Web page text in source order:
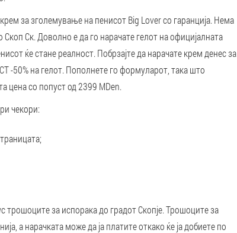
за зголемување на пенисот Big Lover со гаранција. Нема
Ск. Доволно е да го нарачате гелот на официјалната
ќе стане реалност. Побрзајте да нарачате крем денес за
-50% на гелот. Пополнете го формуларот, така што
цена со попуст од 2399 MDen.
чекори:
трошоците за испорака до градот Скопје. Трошоците за
а нарачката може да ја платите откако ќе ја добиете по